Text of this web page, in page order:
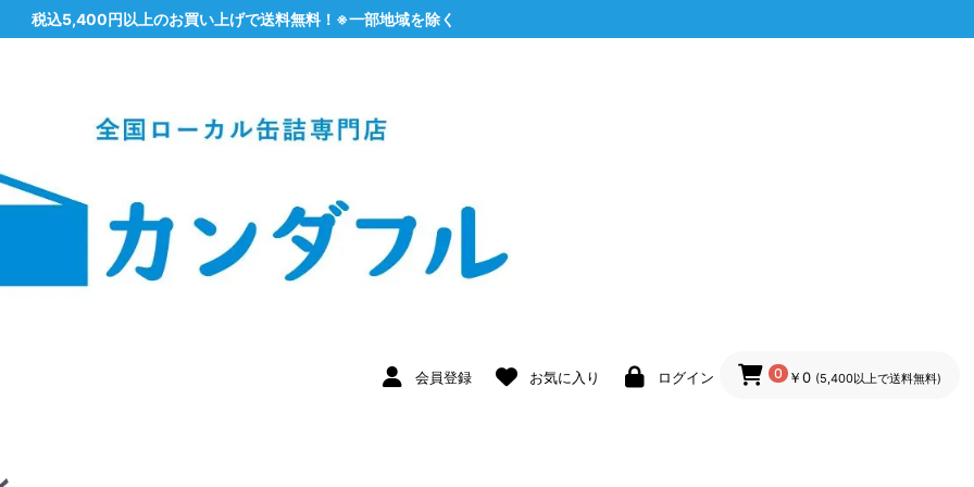
税込5,400円以上のお買い上げで送料無料！※一部地域を除く
会員登録 お気に入り ログイン 0 ￥0 (5,400以上で送料無料)